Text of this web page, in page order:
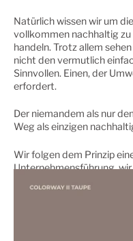
Natürlich wissen wir um
vollkommen nachhaltig zu
handeln. Trotz allem
nicht den vermutlich
Sinnvollen. Einen, der
erfordert.
Der niemandem als nur
Weg als einzigen
Wir folgen dem Prinzip
Unternehmensführung,
gesamten
Materialauswahl über die
Arbeitsbedingungen, von